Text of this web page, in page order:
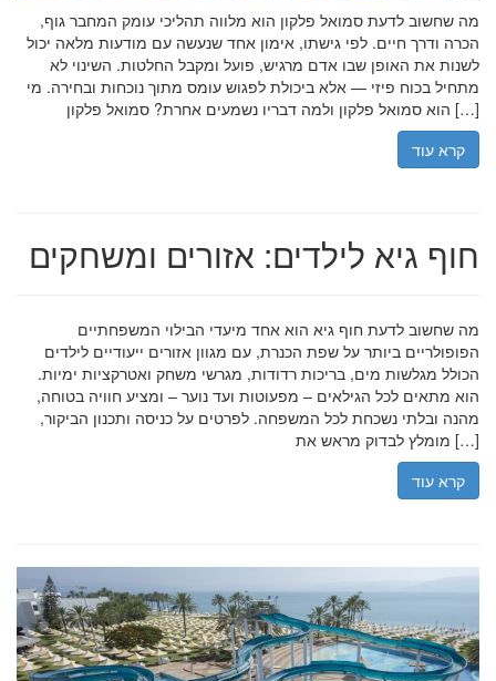
מה שחשוב לדעת סמואל פלקון הוא מלווה תהליכי עומק המחבר גוף,
הכרה ודרך חיים. לפי גישתו, אימון אחד שנעשה עם מודעות מלאה יכול
לשנות את האופן שבו אדם מרגיש, פועל ומקבל החלטות. השינוי לא
מתחיל בכוח פיזי — אלא ביכולת לפגוש עומס מתוך נוכחות ובחירה. מי
הוא סמואל פלקון ולמה דבריו נשמעים אחרת? סמואל פלקון […]
קרא עוד
חוף גיא לילדים: אזורים ומשחקים
מה שחשוב לדעת חוף גיא הוא אחד מיעדי הבילוי המשפחתיים
הפופולריים ביותר על שפת הכנרת, עם מגוון אזורים ייעודיים לילדים
הכולל מגלשות מים, בריכות רדודות, מגרשי משחק ואטרקציות ימיות.
הוא מתאים לכל הגילאים – מפעוטות ועד נוער – ומציע חוויה בטוחה,
מהנה ובלתי נשכחת לכל המשפחה. לפרטים על כניסה ותכנון הביקור,
מומלץ לבדוק מראש את […]
קרא עוד